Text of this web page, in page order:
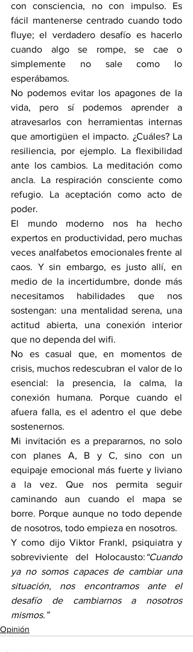
con consciencia, no con impulso. Es
fácil mantenerse centrado cuando todo
fluye; el verdadero desafío es hacerlo
cuando algo se rompe, se cae o
simplemente no sale como lo
esperábamos.
No podemos evitar los apagones de la
vida, pero sí podemos aprender a
atravesarlos con herramientas internas
que amortigüen el impacto. ¿Cuáles? La
resiliencia, por ejemplo. La flexibilidad
ante los cambios. La meditación como
ancla. La respiración consciente como
refugio. La aceptación como acto de
poder.
El mundo moderno nos ha hecho
expertos en productividad, pero muchas
veces analfabetos emocionales frente al
caos. Y sin embargo, es justo allí, en
medio de la incertidumbre, donde más
necesitamos habilidades que nos
sostengan: una mentalidad serena, una
actitud abierta, una conexión interior
que no dependa del wifi.
No es casual que, en momentos de
crisis, muchos redescubran el valor de lo
esencial: la presencia, la calma, la
conexión humana. Porque cuando el
afuera falla, es el adentro el que debe
sostenernos.
Mi invitación es a prepararnos, no solo
con planes A, B y C, sino con un
equipaje emocional más fuerte y liviano
a la vez. Que nos permita seguir
caminando aun cuando el mapa se
borre. Porque aunque no todo depende
de nosotros, todo empieza en nosotros.
Y como dijo Viktor Frankl, psiquiatra y
sobreviviente del Holocausto: “Cuando
ya no somos capaces de cambiar una
situación, nos encontramos ante el
desafío de cambiarnos a nosotros
mismos.”
Opinión